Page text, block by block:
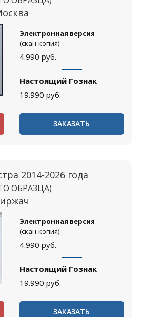
Электронная версия
(скан-копия)
4.990 руб.
Настоящий Гознак
19.990 руб.
ЗАКАЗАТЬ
2014-2026 года
ОБРАЗЦА)
Электронная версия
(скан-копия)
4.990 руб.
Настоящий Гознак
19.990 руб.
ЗАКАЗАТЬ